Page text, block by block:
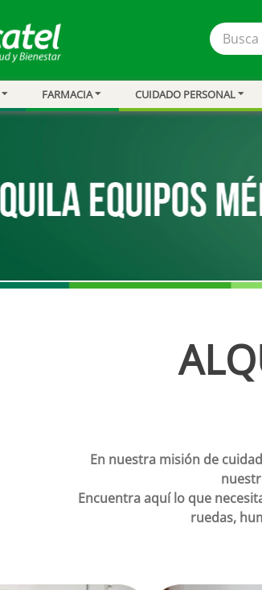
Busca
FARMACIA CUIDADO PERSONAL
En nuestra misión de
Encuentra aquí lo que
ruedas,
4
vitamina c
5.
linezolid
medias compresión